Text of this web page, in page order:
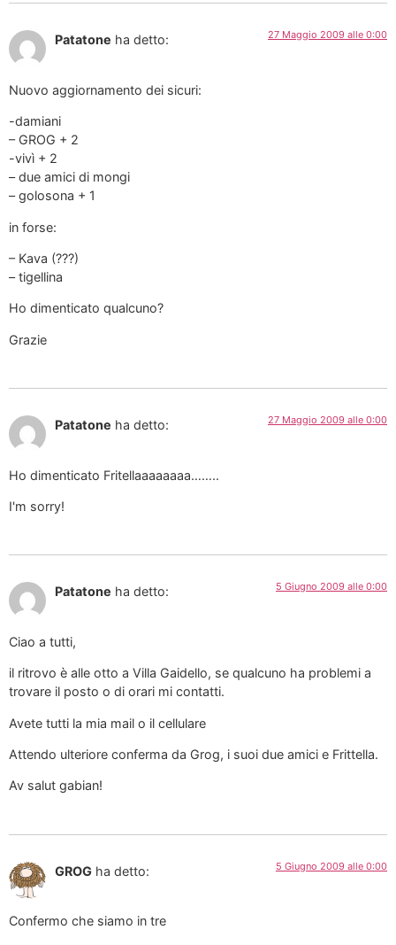
Patatone ha detto: 27 Maggio 2009 alle 0:00
Nuovo aggiornamento dei sicuri:
-damiani
– GROG + 2
-vivì + 2
– due amici di mongi
– golosona + 1
in forse:
– Kava (???)
– tigellina
Ho dimenticato qualcuno?
Grazie
Patatone ha detto: 27 Maggio 2009 alle 0:00
Ho dimenticato Fritellaaaaaaaa……..
I'm sorry!
Patatone ha detto: 5 Giugno 2009 alle 0:00
Ciao a tutti,
il ritrovo è alle otto a Villa Gaidello, se qualcuno ha problemi a
trovare il posto o di orari mi contatti.
Avete tutti la mia mail o il cellulare
Attendo ulteriore conferma da Grog, i suoi due amici e Frittella.
Av salut gabian!
GROG ha detto: 5 Giugno 2009 alle 0:00
Confermo che siamo in tre